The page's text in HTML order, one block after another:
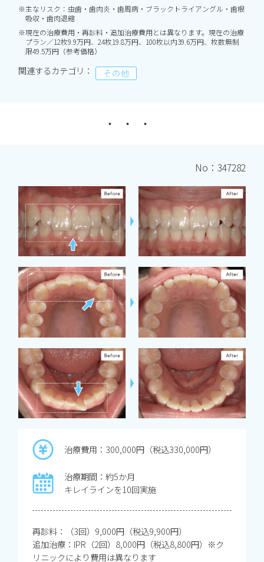
※主なリスク：虫歯・歯肉炎・歯周病・ブラックトライアングル・歯根
吸収・歯肉退縮
※現在の治療費用・再診料・追加治療費用とは異なります。現在の治療
プラン／12枚9.9万円、24枚19.8万円、100枚以内39.6万円、枚数無制
限49.5万円（参考価格）
関連するカテゴリ： その他
No：347282
治療費用：300,000円（税込330,000円）
治療期間：約5か月
キレイラインを10回実施
再診料：（3回）9,000円（税込9,900円）
追加治療：IPR（2回）8,000円（税込8,800円）※ク
リニックにより費用は異なります